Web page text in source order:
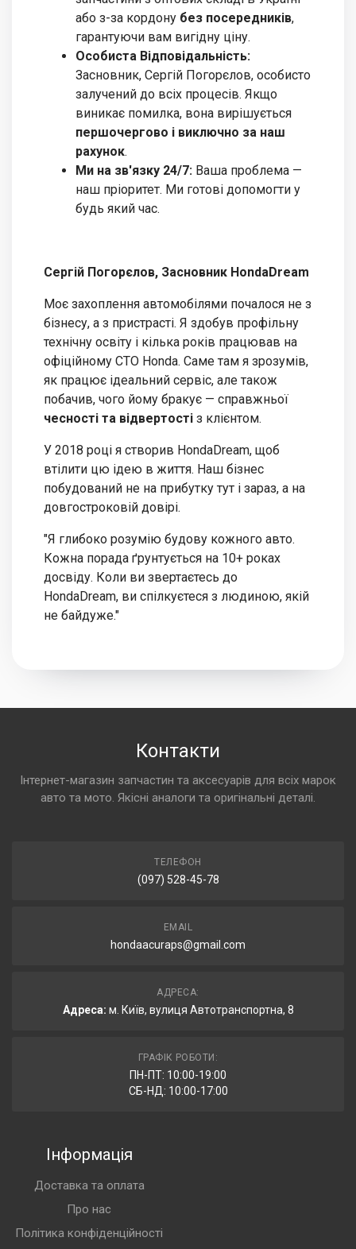
або з-за кордону без посередників,
гарантуючи вам вигідну ціну.
Особиста Відповідальність:
Засновник, Сергій Погорєлов, особисто
залучений до всіх процесів. Якщо
виникає помилка, вона вирішується
першочергово і виключно за наш
рахунок.
Ми на зв'язку 24/7: Ваша проблема —
наш пріоритет. Ми готові допомогти у
будь який час.
Сергій Погорєлов, Засновник HondaDream
Моє захоплення автомобілями почалося не з
бізнесу, а з пристрасті. Я здобув профільну
технічну освіту і кілька років працював на
офіційному СТО Honda. Саме там я зрозумів,
як працює ідеальний сервіс, але також
побачив, чого йому бракує — справжньої
чесності та відвертості з клієнтом.
У 2018 році я створив HondaDream, щоб
втілити цю ідею в життя. Наш бізнес
побудований не на прибутку тут і зараз, а на
довгостроковій довірі.
"Я глибоко розумію будову кожного авто.
Кожна порада ґрунтується на 10+ роках
досвіду. Коли ви звертаєтесь до
HondaDream, ви спілкуєтеся з людиною, якій
не байдуже."
Контакти
Інтернет-магазин запчастин та аксесуарів для всіх марок
авто та мото. Якісні аналоги та оригінальні деталі.
ТЕЛЕФОН
(097) 528-45-78
EMAIL
hondaacuraps@gmail.com
АДРЕСА:
Адреса: м. Київ, вулиця Автотранспортна, 8
ГРАФІК РОБОТИ:
ПН-ПТ: 10:00-19:00
СБ-НД: 10:00-17:00
Інформація
Доставка та оплата
Про нас
Політика конфіденційності